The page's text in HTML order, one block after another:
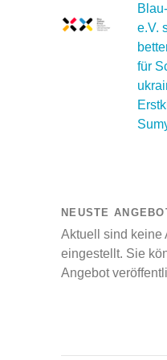
e.V.
für
NEUSTE
Aktuell sind keine
eingestellt. Sie
Angebot